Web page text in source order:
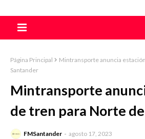
Página Principal
Mintransporte anuncia
Santander
Mintransporte
de tren para Norte
FMSantander agosto 17, 2023